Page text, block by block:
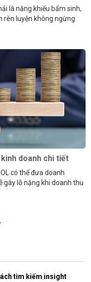
là năng khiếu bẩm sinh,
rèn luyện không ngừng
doanh chi tiết
có thể đưa doanh
gây lỗ nặng khi doanh thu
tìm kiếm insight